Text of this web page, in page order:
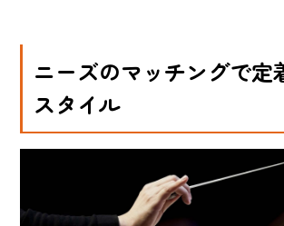
ニーズのマッチングで定
スタイル